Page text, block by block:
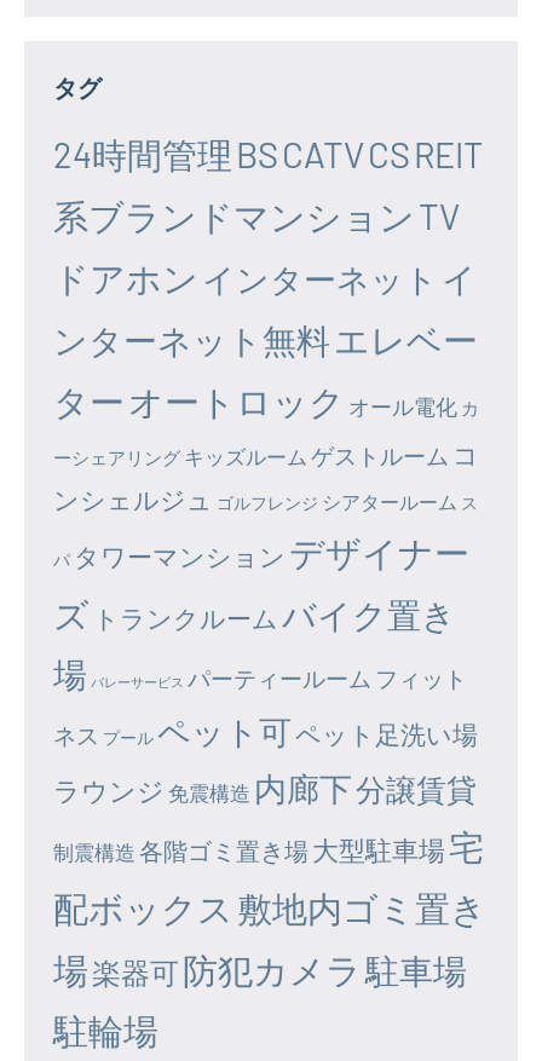
タグ
24時間管理 BSCATVCSREIT
系ブランドマンション TV
ドアホン インターネット イ
ンターネット無料エレベー
ター オートロック オール電化 カ
ーシェアリング キッズルーム ゲストルーム コ
ンシェルジュ
ゴルフレンジ シアタールーム ス
パ タワーマンション デザイナー
ズ トランクルーム バイク置き
場 バレーサービス パーティールーム フィット
ネス プール ペット可ペット足洗い場
ラウンジ 免震構造 内廊下分譲賃貸
制震構造 各階ゴミ置き場大型駐車場宅
配ボックス 敷地内ゴミ置き
場楽器可防犯カメラ 駐車場
駐輪場